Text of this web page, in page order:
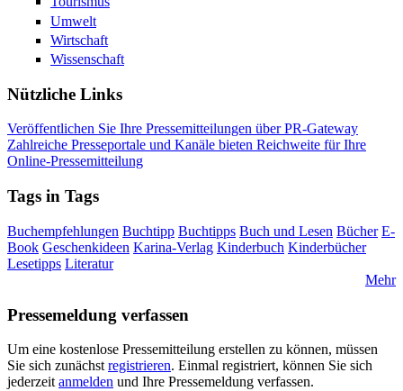
Umwelt
Wirtschaft
Wissenschaft
Nützliche Links
Veröffentlichen Sie Ihre Pressemitteilungen über PR-Gateway
Zahlreiche Presseportale und Kanäle bieten Reichweite für Ihre
Online-Pressemitteilung
Tags in Tags
Buchempfehlungen Buchtipp Buchtipps Buch und Lesen Bücher E-
Book Geschenkideen Karina-Verlag Kinderbuch Kinderbücher
Lesetipps Literatur
Mehr
Pressemeldung verfassen
Um eine kostenlose Pressemitteilung erstellen zu können, müssen
Sie sich zunächst registrieren. Einmal registriert, können Sie sich
jederzeit anmelden und Ihre Pressemeldung verfassen.